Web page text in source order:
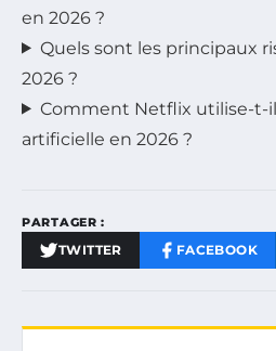
en 2026 ?
Quels sont les principaux
2026 ?
Comment Netflix utilise-t-
artificielle en 2026 ?
PARTAGER :
TWITTER FACEBOOK